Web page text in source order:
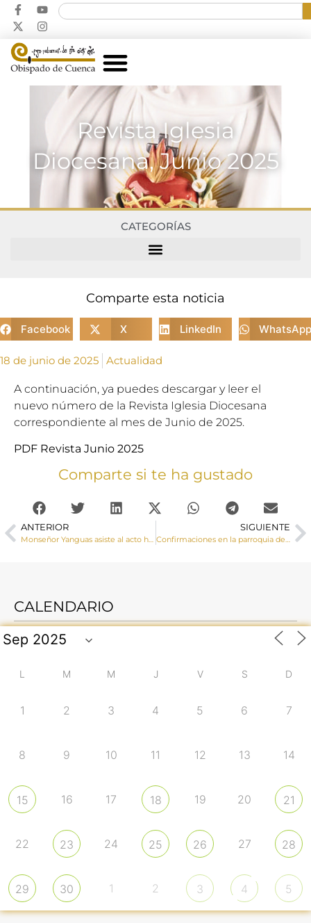
Revista Iglesia
Diocesana, Junio 2025
CATEGORÍAS
Comparte esta noticia
Facebook X LinkedIn WhatsApp
18 de junio de 2025 Actualidad
A continuación, ya puedes descargar y leer el
nuevo número de la Revista Iglesia Diocesana
correspondiente al mes de Junio de 2025.
PDF Revista Junio 2025
Comparte si te ha gustado
ANTERIOR
Monseñor Yanguas asiste al acto homenaje a las víctimas del terrorismo de la Policía Nacional
SIGUIENTE
Confirmaciones en la parroquia de Casasimarro
CALENDARIO
L M M J V S D
1 2 3 4 5 6 7
8 9 10 11 12 13 14
15 16 17 18 19 20 21
22 23 24 25 26 27 28
29 30 1 2 3 4 5